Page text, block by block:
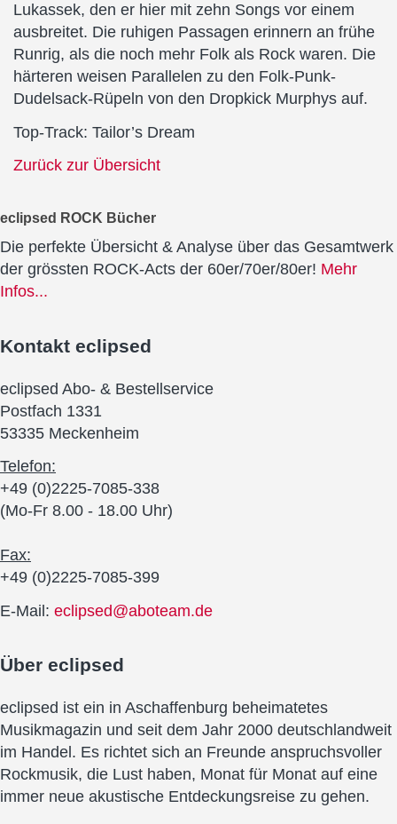
Lukassek, den er hier mit zehn Songs vor einem
ausbreitet. Die ruhigen Passagen erinnern an frühe
Runrig, als die noch mehr Folk als Rock waren. Die
härteren weisen Parallelen zu den Folk-Punk-
Dudelsack-Rüpeln von den Dropkick Murphys auf.
Top-Track: Tailor’s Dream
Zurück zur Übersicht
eclipsed ROCK Bücher
Die perfekte Übersicht & Analyse über das Gesamtwerk
der grössten ROCK-Acts der 60er/70er/80er! Mehr
Infos...
Kontakt eclipsed
eclipsed Abo- & Bestellservice
Postfach 1331
53335 Meckenheim
Telefon:
+49 (0)2225-7085-338
(Mo-Fr 8.00 - 18.00 Uhr)
Fax:
+49 (0)2225-7085-399
E-Mail: eclipsed@aboteam.de
Über eclipsed
eclipsed ist ein in Aschaffenburg beheimatetes
Musikmagazin und seit dem Jahr 2000 deutschlandweit
im Handel. Es richtet sich an Freunde anspruchsvoller
Rockmusik, die Lust haben, Monat für Monat auf eine
immer neue akustische Entdeckungsreise zu gehen.